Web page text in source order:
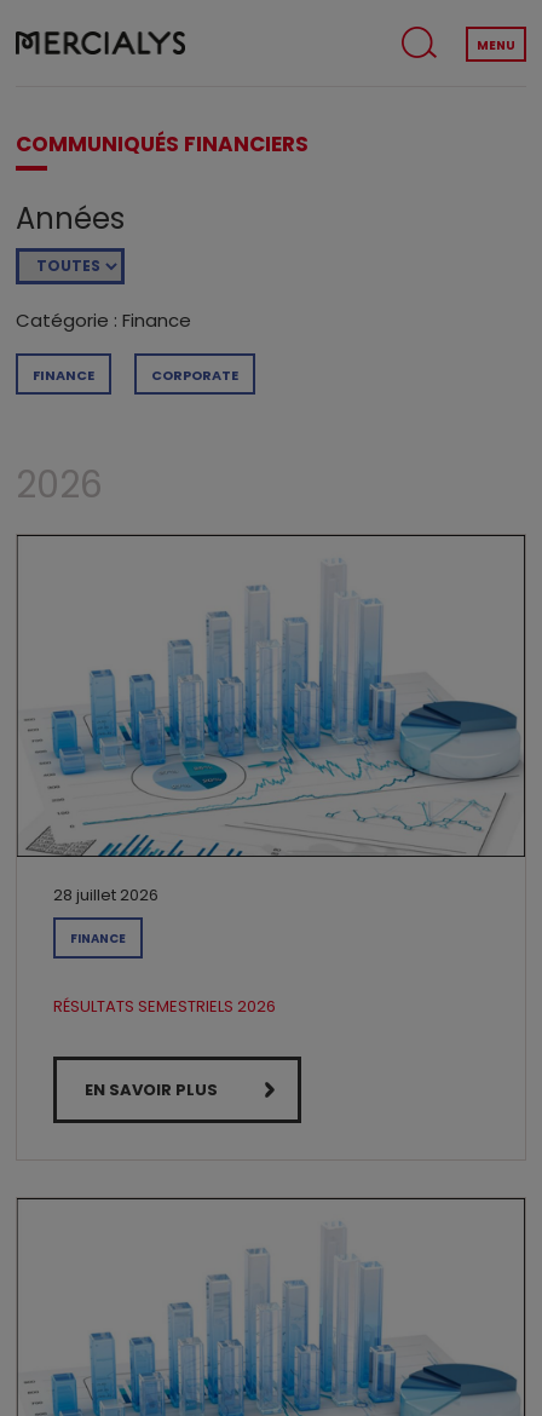
MENU
COMMUNIQUÉS FINANCIERS
Années
Catégorie : Finance
FINANCE CORPORATE
2026
28 juillet 2026
FINANCE
RÉSULTATS SEMESTRIELS 2026
EN SAVOIR PLUS